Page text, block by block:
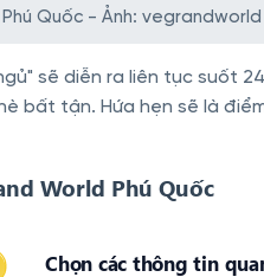
Quốc - Ảnh: vegrandworld
sẽ diễn ra liên tục suốt
bất tận. Hứa hẹn sẽ là
World Phú Quốc
Chọn các thông tin